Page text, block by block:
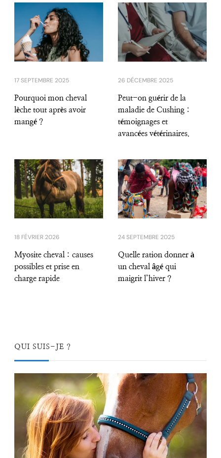
17 SEPTEMBRE 2025
Pourquoi mon cheval
lèche tout après avoir
mangé ?
26 DÉCEMBRE 2025
Peut-on guérir de la
maladie de Cushing :
témoignages et
avancées vétérinaires.
18 FÉVRIER 2026
Myosite cheval : causes
possibles et prise en
charge rapide
24 SEPTEMBRE 2025
Quelle ration donner à
un cheval âgé qui
maigrit l’hiver ?
QUI SUIS-JE ?